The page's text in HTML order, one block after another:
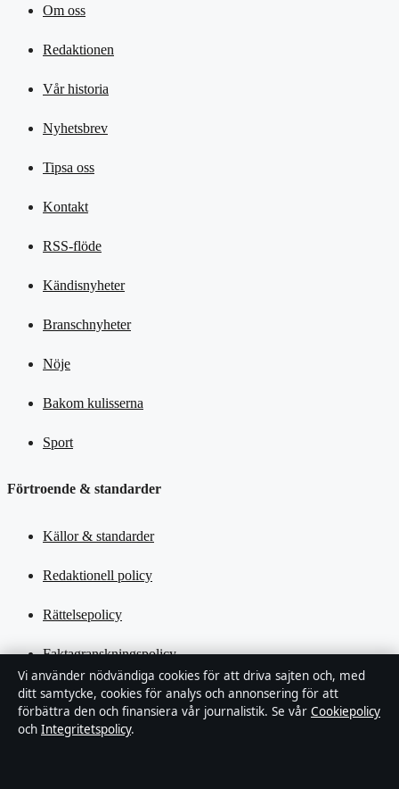
Om oss
Redaktionen
Vår historia
Nyhetsbrev
Tipsa oss
Kontakt
RSS-flöde
Kändisnyheter
Branschnyheter
Nöje
Bakom kulisserna
Sport
Förtroende & standarder
Källor & standarder
Redaktionell policy
Rättelsepolicy
Faktagranskningspolicy
Ägande & finansiering
Integritetspolicy
Vi använder nödvändiga cookies för att driva sajten och, med
ditt samtycke, cookies för analys och annonsering för att
förbättra den och finansiera vår journalistik. Se vår Cookiepolicy
och Integritetspolicy.